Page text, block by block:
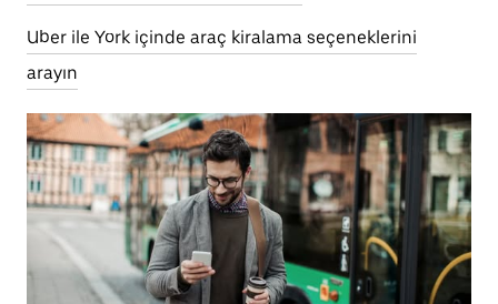
Uber ile York içinde araç kiralama seçeneklerini
arayın